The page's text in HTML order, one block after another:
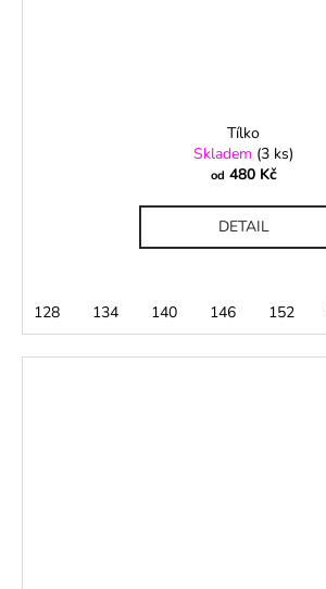
Tílko
Skladem (3 ks)
od 480 Kč
DETAIL
128 134 140 146 152